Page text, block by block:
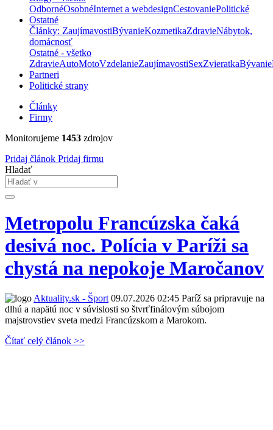
OdbornéOsobnéInternet a webdesignCestovaniePolitické
Ostatné
Články: ZaujímavostiBývanieKozmetikaZdravieNábytok,
domácnosť
Ostatné - všetko
ZdravieAutoMotoVzdelanieZaujímavostiSexZvieratkaBývanie
Partneri
Politické strany
Články
Firmy
Monitorujeme 1453 zdrojov
Pridaj článok Pridaj firmu
Hladať
Metropolu Francúzska čaká
desivá noc. Polícia v Paríži sa
chystá na nepokoje Maročanov
Aktuality.sk - Šport 09.07.2026 02:45 Paríž sa pripravuje na
dlhú a napätú noc v súvislosti so štvrťfinálovým súbojom
majstrovstiev sveta medzi Francúzskom a Marokom.
Čítať celý článok >>